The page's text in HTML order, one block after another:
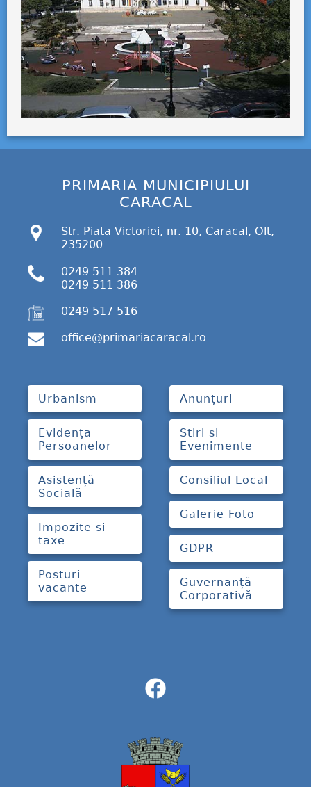
PRIMARIA MUNICIPIULUI
CARACAL
Str. Piata Victoriei, nr. 10, Caracal, Olt,
235200
0249 511 384
0249 511 386
0249 517 516
office@primariacaracal.ro
Urbanism
Evidența
Persoanelor
Asistență
Socială
Impozite si
taxe
Posturi
vacante
Anunțuri
Stiri si
Evenimente
Consiliul Local
Galerie Foto
GDPR
Guvernanță
Corporativă